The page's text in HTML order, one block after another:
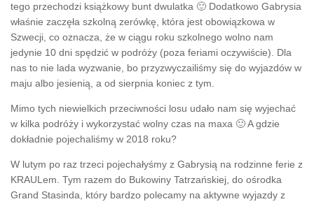
tego przechodzi książkowy bunt dwulatka 🙂 Dodatkowo Gabrysia
właśnie zaczęła szkolną zerówkę, która jest obowiązkowa w
Szwecji, co oznacza, że w ciągu roku szkolnego wolno nam
jedynie 10 dni spędzić w podróży (poza feriami oczywiście). Dla
nas to nie lada wyzwanie, bo przyzwyczailiśmy się do wyjazdów w
maju albo jesienią, a od sierpnia koniec z tym.
Mimo tych niewielkich przeciwności losu udało nam się wyjechać
w kilka podróży i wykorzystać wolny czas na maxa 🙂 A gdzie
dokładnie pojechaliśmy w 2018 roku?
W lutym po raz trzeci pojechałyśmy z Gabrysią na rodzinne ferie z
KRAULem. Tym razem do Bukowiny Tatrzańskiej, do ośrodka
Grand Stasinda, który bardzo polecamy na aktywne wyjazdy z